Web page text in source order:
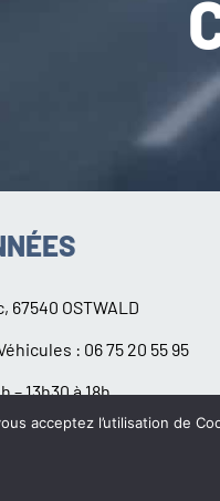
67540 OSTWALD
: 06 75 20 55 95
– 13h30 à 18h
acceptez l’utilisation de